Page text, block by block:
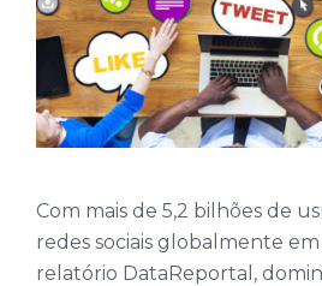
Com mais de 5,2 bilhões de
redes sociais globalmente
relatório DataReportal,